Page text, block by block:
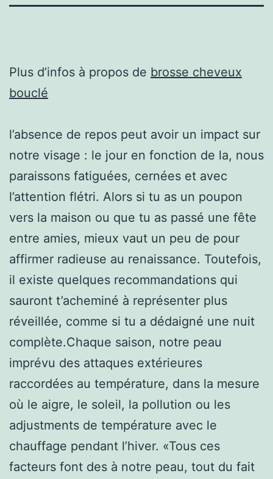
Plus d’infos à propos de brosse cheveux
bouclé
l’absence de repos peut avoir un impact sur
notre visage : le jour en fonction de la, nous
paraissons fatiguées, cernées et avec
l’attention flétri. Alors si tu as un poupon
vers la maison ou que tu as passé une fête
entre amies, mieux vaut un peu de pour
affirmer radieuse au renaissance. Toutefois,
il existe quelques recommandations qui
sauront t’acheminé à représenter plus
réveillée, comme si tu a dédaigné une nuit
complète.Chaque saison, notre peau
imprévu des attaques extérieures
raccordées au température, dans la mesure
où le aigre, le soleil, la pollution ou les
adjustments de température avec le
chauffage pendant l’hiver. «Tous ces
facteurs font des à notre peau, tout du fait